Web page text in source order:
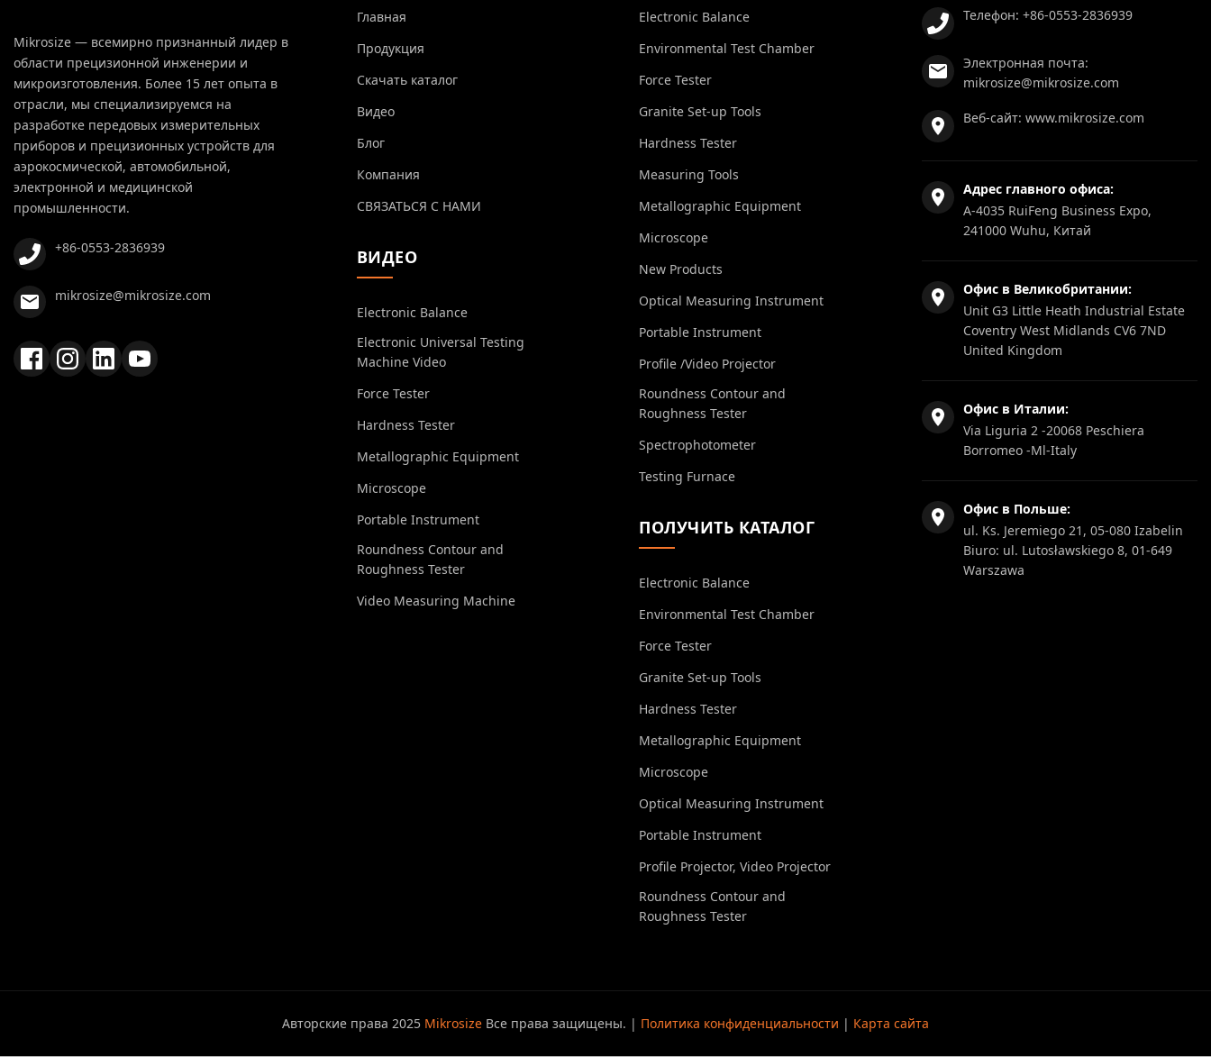
Mikrosize — всемирно признанный лидер в
области прецизионной инженерии и
микроизготовления. Более 15 лет опыта в
отрасли, мы специализируемся на
разработке передовых измерительных
приборов и прецизионных устройств для
аэрокосмической, автомобильной,
электронной и медицинской
промышленности.
+86-0553-2836939
mikrosize@mikrosize.com
Главная
Продукция
Скачать каталог
Видео
Блог
Компания
СВЯЗАТЬСЯ С НАМИ
ВИДЕО
Electronic Balance
Electronic Universal Testing
Machine Video
Force Tester
Hardness Tester
Metallographic Equipment
Microscope
Portable Instrument
Roundness Contour and
Roughness Tester
Video Measuring Machine
Electronic Balance
Environmental Test Chamber
Force Tester
Granite Set-up Tools
Hardness Tester
Measuring Tools
Metallographic Equipment
Microscope
New Products
Optical Measuring Instrument
Portable Instrument
Profile /Video Projector
Roundness Contour and
Roughness Tester
Spectrophotometer
Testing Furnace
ПОЛУЧИТЬ КАТАЛОГ
Electronic Balance
Environmental Test Chamber
Force Tester
Granite Set-up Tools
Hardness Tester
Metallographic Equipment
Microscope
Optical Measuring Instrument
Portable Instrument
Profile Projector, Video Projector
Roundness Contour and
Roughness Tester
Телефон: +86-0553-2836939
Электронная почта:
mikrosize@mikrosize.com
Веб-сайт: www.mikrosize.com
Адрес главного офиса:
A-4035 RuiFeng Business Expo,
241000 Wuhu, Китай
Офис в Великобритании:
Unit G3 Little Heath Industrial Estate
Coventry West Midlands CV6 7ND
United Kingdom
Офис в Италии:
Via Liguria 2 -20068 Peschiera
Borromeo -Ml-Italy
Офис в Польше:
ul. Ks. Jeremiego 21, 05-080 Izabelin
Biuro: ul. Lutosławskiego 8, 01-649
Warszawa
Авторские права 2025 Mikrosize Все права защищены. | Политика конфиденциальности | Карта сайта